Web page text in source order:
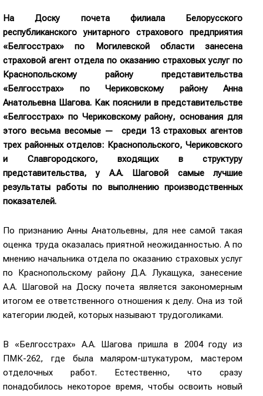
На Доску почета филиала Белорусского
республиканского унитарного страхового предприятия
«Белгосстрах» по Могилевской области занесена
страховой агент отдела по оказанию страховых услуг по
Краснопольскому району представительства
«Белгосстрах» по Чериковскому району Анна
Анатольевна Шагова. Как пояснили в представительстве
«Белгосстрах» по Чериковскому району, основания для
этого весьма весомые — среди 13 страховых агентов
трех районных отделов: Краснопольского, Чериковского
и Славгородского, входящих в структуру
представительства, у А.А. Шаговой самые лучшие
результаты работы по выполнению производственных
показателей.
По признанию Анны Анатольевны, для нее самой такая
оценка труда оказалась приятной неожиданностью. А по
мнению начальника отдела по оказанию страховых услуг
по Краснопольскому району Д.А. Лукащука, занесение
А.А. Шаговой на Доску почета является закономерным
итогом ее ответственного отношения к делу. Она из той
категории людей, которых называют трудоголиками.
В «Белгосстрах» А.А. Шагова пришла в 2004 году из
ПМК-262, где была маляром-штукатуром, мастером
отделочных работ. Естественно, что сразу
понадобилось некоторое время, чтобы освоить новый